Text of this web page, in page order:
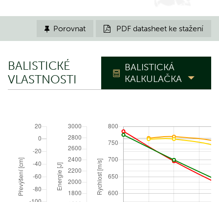
 PDF datasheet ke stažení
 Porovnat
BALISTICKÉ
VLASTNOSTI
BALISTICKÁ
KALKULAČKA
Nástřelná
vzdálenost
m
Polohový úhel °